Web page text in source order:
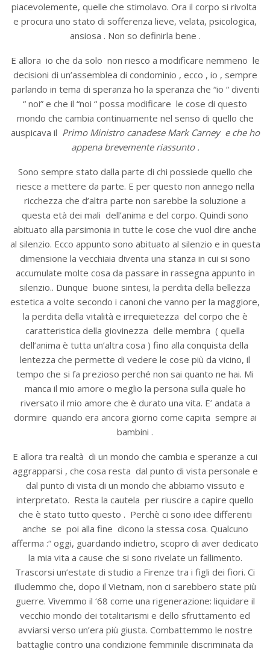
piacevolemente, quelle che stimolavo. Ora il corpo si rivolta
e procura uno stato di sofferenza lieve, velata, psicologica,
ansiosa . Non so definirla bene .
E allora io che da solo non riesco a modificare nemmeno le
decisioni di un’assemblea di condominio , ecco , io , sempre
parlando in tema di speranza ho la speranza che “io “ diventi
“ noi” e che il “noi “ possa modificare le cose di questo
mondo che cambia continuamente nel senso di quello che
auspicava il Primo Ministro canadese Mark Carney e che ho
appena brevemente riassunto .
Sono sempre stato dalla parte di chi possiede quello che
riesce a mettere da parte. E per questo non annego nella
ricchezza che d’altra parte non sarebbe la soluzione a
questa età dei mali dell’anima e del corpo. Quindi sono
abituato alla parsimonia in tutte le cose che vuol dire anche
al silenzio. Ecco appunto sono abituato al silenzio e in questa
dimensione la vecchiaia diventa una stanza in cui si sono
accumulate molte cosa da passare in rassegna appunto in
silenzio.. Dunque buone sintesi, la perdita della bellezza
estetica a volte secondo i canoni che vanno per la maggiore,
la perdita della vitalità e irrequietezza del corpo che è
caratteristica della giovinezza delle membra ( quella
dell’anima è tutta un’altra cosa ) fino alla conquista della
lentezza che permette di vedere le cose più da vicino, il
tempo che si fa prezioso perché non sai quanto ne hai. Mi
manca il mio amore o meglio la persona sulla quale ho
riversato il mio amore che è durato una vita. E’ andata a
dormire quando era ancora giorno come capita sempre ai
bambini .
E allora tra realtà di un mondo che cambia e speranze a cui
aggrapparsi , che cosa resta dal punto di vista personale e
dal punto di vista di un mondo che abbiamo vissuto e
interpretato. Resta la cautela per riuscire a capire quello
che è stato tutto questo . Perchè ci sono idee differenti
anche se poi alla fine dicono la stessa cosa. Qualcuno
afferma :“ oggi, guardando indietro, scopro di aver dedicato
la mia vita a cause che si sono rivelate un fallimento.
Trascorsi un’estate di studio a Firenze tra i figli dei fiori. Ci
illudemmo che, dopo il Vietnam, non ci sarebbero state più
guerre. Vivemmo il ‘68 come una rigenerazione: liquidare il
vecchio mondo dei totalitarismi e dello sfruttamento ed
avviarsi verso un’era più giusta. Combattemmo le nostre
battaglie contro una condizione femminile discriminata da